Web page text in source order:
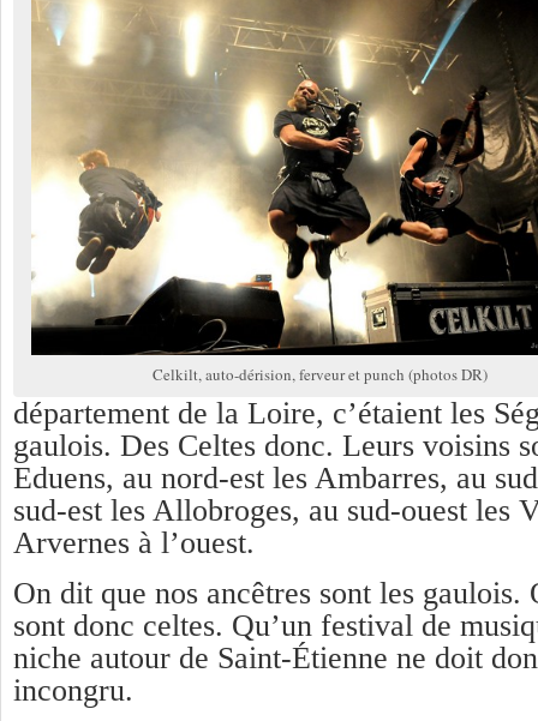
Celkilt, auto-dérision, ferveur et punch (photos DR)
département de la Loire, c’étaient les
gaulois. Des Celtes donc. Leurs voisins
Eduens, au nord-est les Ambarres, au
sud-est les Allobroges, au sud-ouest les
Arvernes à l’ouest.
On dit que nos ancêtres sont les gaulois.
sont donc celtes. Qu’un festival de
niche autour de Saint-Étienne ne doit
incongru.